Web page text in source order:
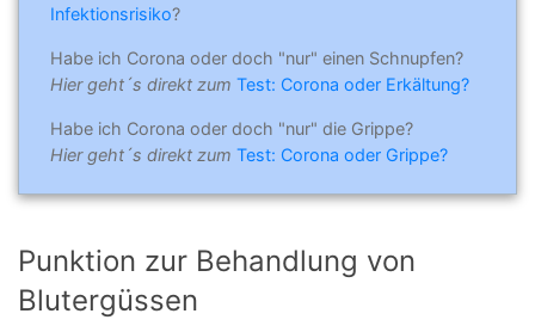
Infektionsrisiko?
Habe ich Corona oder doch "nur" einen Schnupfen?
Hier geht´s direkt zum Test: Corona oder Erkältung?
Habe ich Corona oder doch "nur" die Grippe?
Hier geht´s direkt zum Test: Corona oder Grippe?
Punktion zur Behandlung von
Blutergüssen